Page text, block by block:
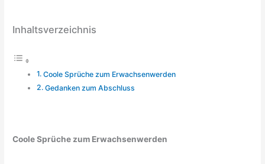
Inhaltsverzeichnis
Coole Sprüche zum Erwachsenwerden
Gedanken zum Abschluss
Coole Sprüche zum Erwachsenwerden